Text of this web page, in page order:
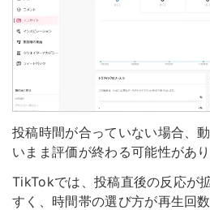
投稿時間が合っていない場合、
いまま評価が終わる可能性があり
TikTokでは、投稿直後の反応が
すく、時間帯の選び方が再生回